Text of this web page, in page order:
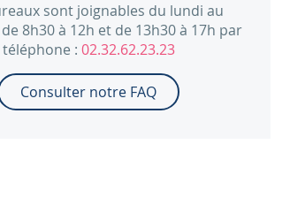
sont joignables du lundi au
8h30 à 12h et de 13h30 à 17h par
téléphone : 02.32.62.23.23
Consulter notre FAQ